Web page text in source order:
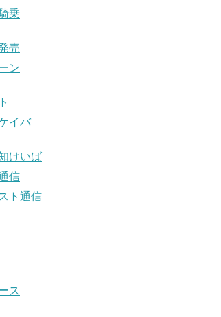
乗
売
ン
イバ
けいば
信
ト通信
ス